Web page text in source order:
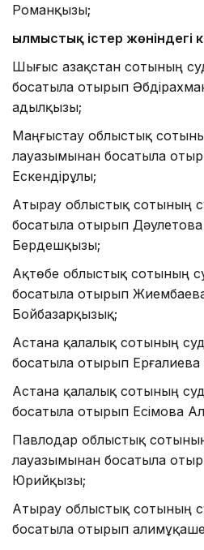
Романқызы;
Қылмыстық істер жөніндегі
Шығыс Қазақстан сотының
босатыла отырып
Қадылқызы;
Маңғыстау облыстық
лауазымынан босатыла
Ескендірұлы;
Атырау облыстық сотының
босатыла отырып
Бердешқызы;
Ақтөбе облыстық сотының
босатыла отырып
Бойбазарқызық;
Астана қалалық сотының
босатыла отырып
Астана қалалық сотының
босатыла отырып Есімова
Павлодар облыстық
лауазымынан босатыла
Юрийқызы;
Атырау облыстық сотының
босатыла отырып